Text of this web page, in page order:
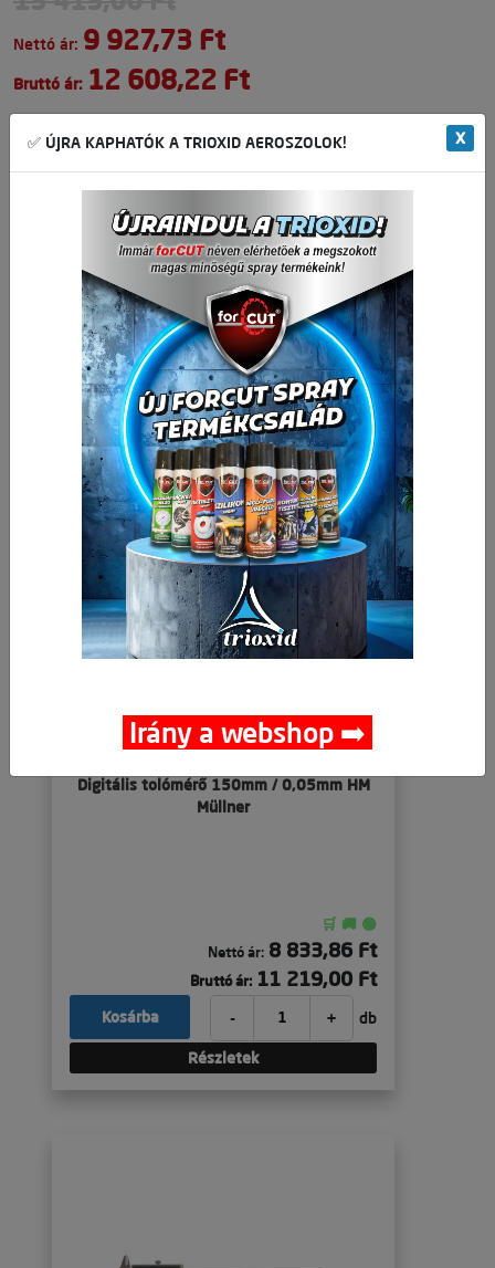
Nettó ár: 9 927,73 Ft
Bruttó ár: 12 608,22 Ft
+
Cikkszám:020701-0002
Kapcsolódó termékek
Digitális tolómérő 150mm / 0,05mm HM
Müllner
🛒 🚚 🟢
Nettó ár: 8 833,86 Ft
Bruttó ár: 11 219,00 Ft
- + db
Kosárba
Részletek
✅ ÚJRA KAPHATÓK A TRIOXID AEROSZOLOK! X
Irány a webshop ➡️